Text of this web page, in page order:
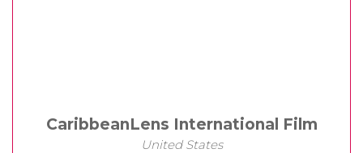
CaribbeanLens International Film
United States